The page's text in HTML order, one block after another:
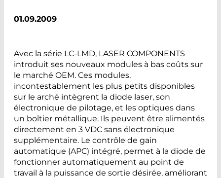
01.09.2009
Avec la série LC-LMD, LASER COMPONENTS
introduit ses nouveaux modules à bas coûts sur
le marché OEM. Ces modules,
incontestablement les plus petits disponibles
sur le arché intègrent la diode laser, son
électronique de pilotage, et les optiques dans
un boîtier métallique. Ils peuvent être alimentés
directement en 3 VDC sans électronique
supplémentaire. Le contrôle de gain
automatique (APC) intégré, permet à la diode de
fonctionner automatiquement au point de
travail à la puissance de sortie désirée, améliorant